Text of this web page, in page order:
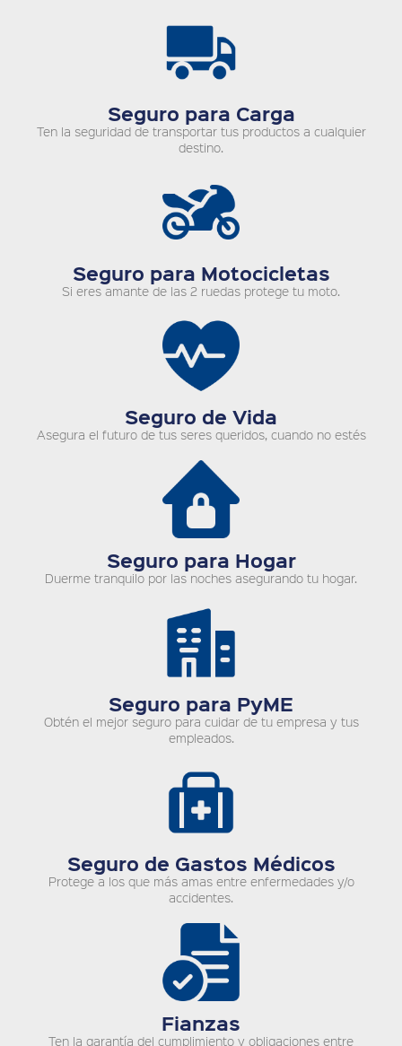
Seguro para Carga
Ten la seguridad de transportar tus productos a cualquier
destino.
Seguro para Motocicletas
Si eres amante de las 2 ruedas protege tu moto.
Seguro de Vida
Asegura el futuro de tus seres queridos, cuando no estés
Seguro para Hogar
Duerme tranquilo por las noches asegurando tu hogar.
Seguro para PyME
Obtén el mejor seguro para cuidar de tu empresa y tus
empleados.
Seguro de Gastos Médicos
Protege a los que más amas entre enfermedades y/o
accidentes.
Fianzas
Ten la garantía del cumplimiento y obligaciones entre